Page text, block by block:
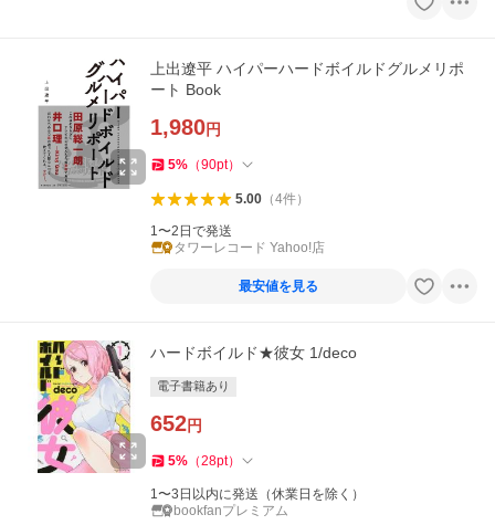
上出遼平 ハイパーハードボイルドグルメリポ
ート Book
1,980円
5% （90pt）
5.00（4件）
1〜2日で発送
タワーレコード Yahoo!店
最安値を見る
ハードボイルド★彼女 1/deco
電子書籍あり
652円
5% （28pt）
1〜3日以内に発送（休業日を除く）
bookfanプレミアム